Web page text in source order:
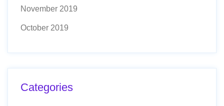
November 2019
October 2019
Categories